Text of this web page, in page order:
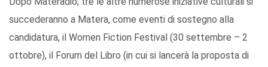
succederanno a Matera, come eventi di sostegno alla
candidatura, il Women Fiction Festival (30 settembre – 2
ottobre), il Forum del Libro (in cui si lancerà la proposta di